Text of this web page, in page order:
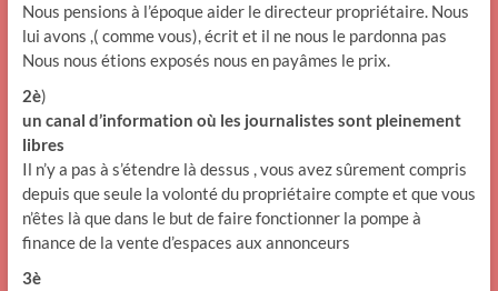
Nous pensions à l’époque aider le directeur propriétaire. Nous
lui avons ,( comme vous), écrit et il ne nous le pardonna pas
Nous nous étions exposés nous en payâmes le prix.
2è)
un canal d’information où les journalistes sont pleinement
libres
Il n’y a pas à s’étendre là dessus , vous avez sûrement compris
depuis que seule la volonté du propriétaire compte et que vous
n’êtes là que dans le but de faire fonctionner la pompe à
finance de la vente d’espaces aux annonceurs
3è